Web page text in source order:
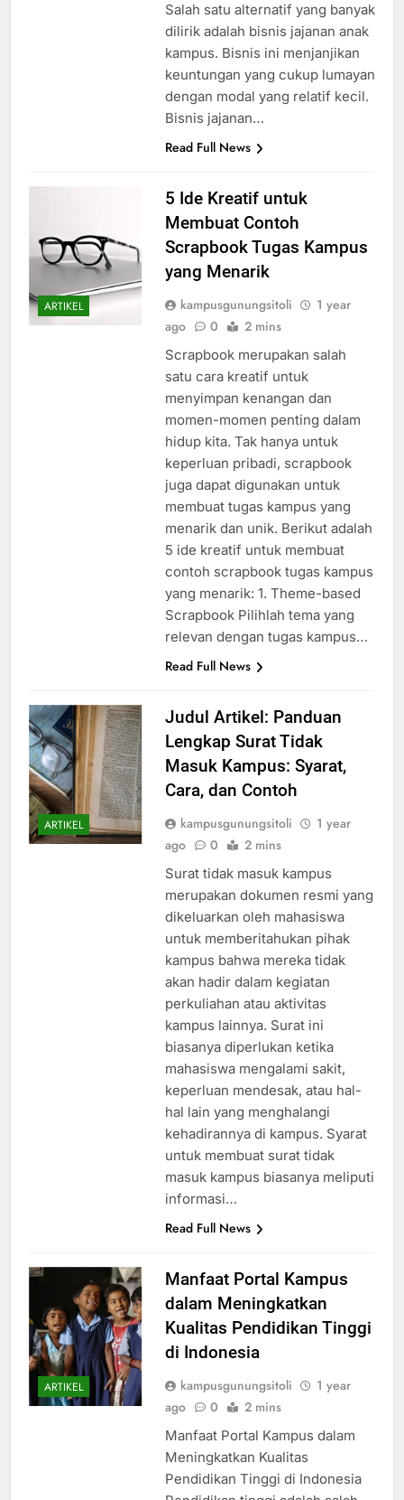
Salah satu alternatif yang banyak
dilirik adalah bisnis jajanan anak
kampus. Bisnis ini menjanjikan
keuntungan yang cukup lumayan
dengan modal yang relatif kecil.
Bisnis jajanan…
Read Full News
ARTIKEL
5 Ide Kreatif untuk
Membuat Contoh
Scrapbook Tugas Kampus
yang Menarik
kampusgunungsitoli
1 year
ago
0 2 mins
Scrapbook merupakan salah
satu cara kreatif untuk
menyimpan kenangan dan
momen-momen penting dalam
hidup kita. Tak hanya untuk
keperluan pribadi, scrapbook
juga dapat digunakan untuk
membuat tugas kampus yang
menarik dan unik. Berikut adalah
5 ide kreatif untuk membuat
contoh scrapbook tugas kampus
yang menarik: 1. Theme-based
Scrapbook Pilihlah tema yang
relevan dengan tugas kampus…
Read Full News
ARTIKEL
Judul Artikel: Panduan
Lengkap Surat Tidak
Masuk Kampus: Syarat,
Cara, dan Contoh
kampusgunungsitoli
1 year
ago
0 2 mins
Surat tidak masuk kampus
merupakan dokumen resmi yang
dikeluarkan oleh mahasiswa
untuk memberitahukan pihak
kampus bahwa mereka tidak
akan hadir dalam kegiatan
perkuliahan atau aktivitas
kampus lainnya. Surat ini
biasanya diperlukan ketika
mahasiswa mengalami sakit,
keperluan mendesak, atau hal-
hal lain yang menghalangi
kehadirannya di kampus. Syarat
untuk membuat surat tidak
masuk kampus biasanya meliputi
informasi…
Read Full News
ARTIKEL
Manfaat Portal Kampus
dalam Meningkatkan
Kualitas Pendidikan Tinggi
di Indonesia
kampusgunungsitoli
1 year
ago
0 2 mins
Manfaat Portal Kampus dalam
Meningkatkan Kualitas
Pendidikan Tinggi di Indonesia